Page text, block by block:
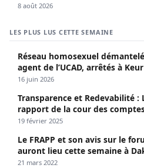
8 août 2026
LES PLUS LUS CETTE SEMAINE
Réseau homosexuel
agent de l’UCAD, arrêtés à
propagé le VIH depuis 2018
16 juin 2026
Transparence et Redevabilité
rapport de la cour des
19 février 2025
Le FRAPP et son avis sur le
auront lieu cette semaine à
21 mars 2022